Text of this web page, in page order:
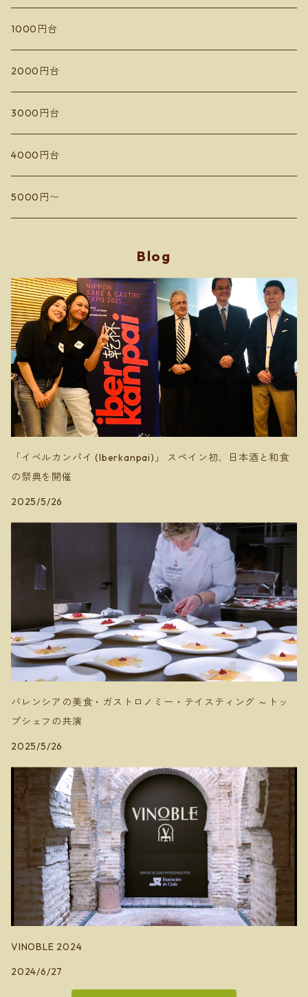
10R Winery
イレンカ
蘭越いとう農園
Hokkaido SPACE Winery マロワインズ
Domaine Mizuki Nakai ミズキ ナカイ
安芸農園
ミソノヴィンヤード
Les Vins Debrouillards
Sail the ship vineyard
小嶋屋
1000円台
2000円台
3000円台
4000円台
5000円〜
Blog
「イベルカンパイ (Iberkanpai)」 スペイン初、日本酒と和食
の祭典を開催
2025/5/26
バレンシアの美食・ガストロノミー・テイスティング ～トッ
プシェフの共演
2025/5/26
VINOBLE 2024
2024/6/27